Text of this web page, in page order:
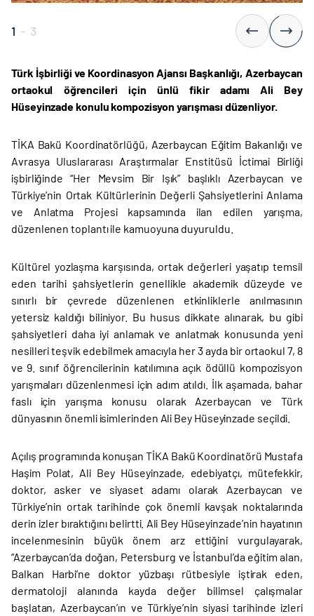
1 - 3
Türk İşbirliği ve Koordinasyon Ajansı Başkanlığı, Azerbaycan
ortaokul öğrencileri için ünlü fikir adamı Ali Bey
Hüseyinzade konulu kompozisyon yarışması düzenliyor.
TİKA Bakü Koordinatörlüğü, Azerbaycan Eğitim Bakanlığı ve
Avrasya Uluslararası Araştırmalar Enstitüsü İctimai Birliği
işbirliğinde “Her Mevsim Bir Işık” başlıklı Azerbaycan ve
Türkiye’nin Ortak Kültürlerinin Değerli Şahsiyetlerini Anlama
ve Anlatma Projesi kapsamında ilan edilen yarışma,
düzenlenen toplantı ile kamuoyuna duyuruldu.
Kültürel yozlaşma karşısında, ortak değerleri yaşatıp temsil
eden tarihi şahsiyetlerin genellikle akademik düzeyde ve
sınırlı bir çevrede düzenlenen etkinliklerle anılmasının
yetersiz kaldığı biliniyor. Bu husus dikkate alınarak, bu gibi
şahsiyetleri daha iyi anlamak ve anlatmak konusunda yeni
nesilleri teşvik edebilmek amacıyla her 3 ayda bir ortaokul 7, 8
ve 9. sınıf öğrencilerinin katılımına açık ödüllü kompozisyon
yarışmaları düzenlenmesi için adım atıldı. İlk aşamada, bahar
faslı için yarışma konusu olarak Azerbaycan ve Türk
dünyasının önemli isimlerinden Ali Bey Hüseyinzade seçildi.
Açılış programında konuşan TİKA Bakü Koordinatörü Mustafa
Haşim Polat, Ali Bey Hüseyinzade, edebiyatçı, mütefekkir,
doktor, asker ve siyaset adamı olarak Azerbaycan ve
Türkiye’nin ortak tarihinde çok önemli kavşak noktalarında
derin izler bıraktığını belirtti. Ali Bey Hüseyinzade’nin hayatının
incelenmesinin büyük önem arz ettiğini vurgulayarak,
“Azerbaycan’da doğan, Petersburg ve İstanbul’da eğitim alan,
Balkan Harbi’ne doktor yüzbaşı rütbesiyle iştirak eden,
dermatoloji alanında kayda değer bilimsel çalışmalar
başlatan, Azerbaycan’ın ve Türkiye’nin siyasi tarihinde izleri